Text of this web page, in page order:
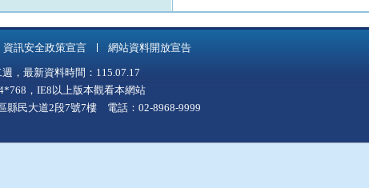
5 6 7 10 11 12
5 6 7 8 9 10 11
資訊安全政策宣言 網站資料開放宣告
，最新資料時間：115.07.17
，IE8以上版本觀看本網站
縣民大道2段7號7樓 電話：02-8968-9999